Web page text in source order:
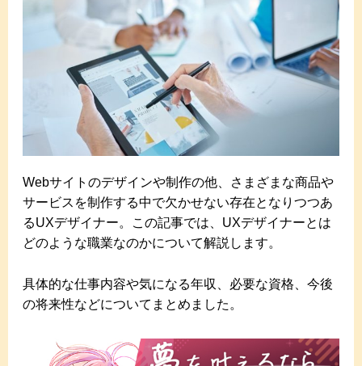
Webサイトのデザインや制作の他、さまざまな商品や
サービスを制作する中で欠かせない存在となりつつあ
るUXデザイナー。この記事では、UXデザイナーとは
どのような職業なのかについて解説します。
具体的な仕事内容や気になる年収、必要な資格、今後
の将来性などについてまとめました。